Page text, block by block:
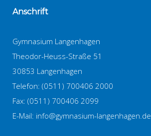
Anschrift
Gymnasium Langenhagen
Theodor-Heuss-Straße 51
30853 Langenhagen
Telefon: (0511) 700406 2000
Fax: (0511) 700406 2099
E-Mail: info@gymnasium-langenhagen.de